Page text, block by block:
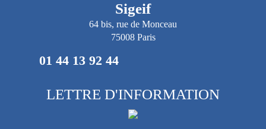
Sigeif
64 bis, rue de Monceau
75008 Paris
01 44 13 92 44
LETTRE D'INFORMATION